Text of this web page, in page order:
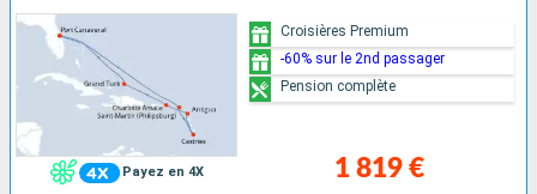
Payez en 4X 1 819 €
Croisières Premium
-60% sur le 2nd passager
Pension complète